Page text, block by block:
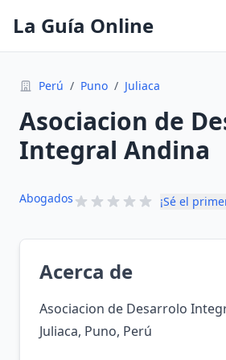
La Guía Online
Perú / Puno / Juliaca
Asociacion de
Integral Andina
Abogados ¡Sé el
Acerca de
Asociacion de Desarrolo
Juliaca, Puno, Perú